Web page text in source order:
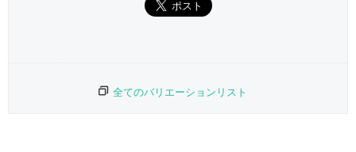
全てのバリエーションリスト